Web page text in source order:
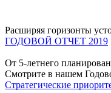
Расширяя горизонты
ГОДОВОЙ ОТЧЕТ 2019
От 5-летнего
Смотрите в нашем
Стратегические